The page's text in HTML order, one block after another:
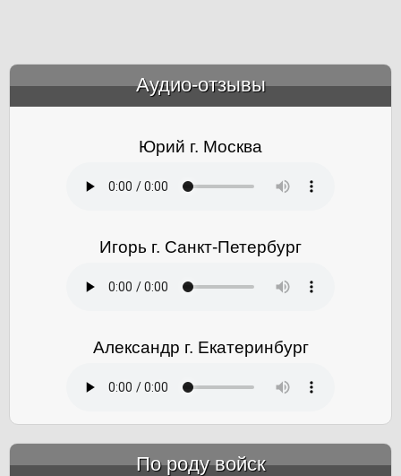
Аудио-отзывы
Юрий г. Москва
Игорь г. Санкт-Петербург
Александр г. Екатеринбург
По роду войск